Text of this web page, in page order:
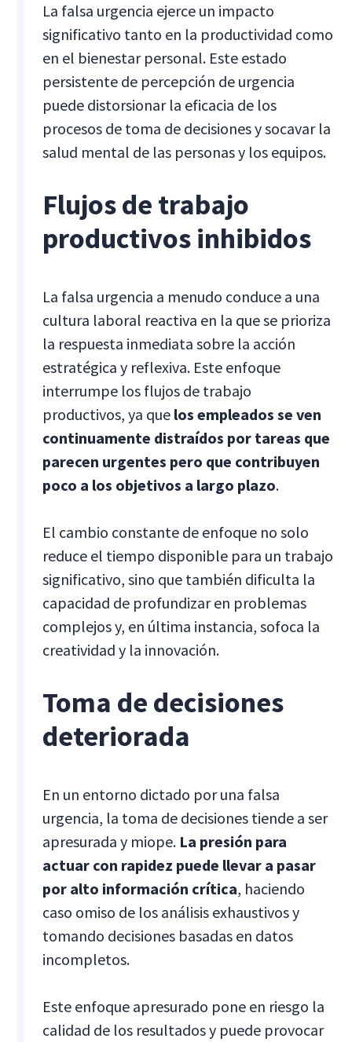
La falsa urgencia ejerce un impacto
significativo tanto en la productividad como
en el bienestar personal. Este estado
persistente de percepción de urgencia
puede distorsionar la eficacia de los
procesos de toma de decisiones y socavar la
salud mental de las personas y los equipos.
Flujos de trabajo
productivos inhibidos
La falsa urgencia a menudo conduce a una
cultura laboral reactiva en la que se prioriza
la respuesta inmediata sobre la acción
estratégica y reflexiva. Este enfoque
interrumpe los flujos de trabajo
productivos, ya que los empleados se ven
continuamente distraídos por tareas que
parecen urgentes pero que contribuyen
poco a los objetivos a largo plazo.
El cambio constante de enfoque no solo
reduce el tiempo disponible para un trabajo
significativo, sino que también dificulta la
capacidad de profundizar en problemas
complejos y, en última instancia, sofoca la
creatividad y la innovación.
Toma de decisiones
deteriorada
En un entorno dictado por una falsa
urgencia, la toma de decisiones tiende a ser
apresurada y miope. La presión para
actuar con rapidez puede llevar a pasar
por alto información crítica, haciendo
caso omiso de los análisis exhaustivos y
tomando decisiones basadas en datos
incompletos.
Este enfoque apresurado pone en riesgo la
calidad de los resultados y puede provocar